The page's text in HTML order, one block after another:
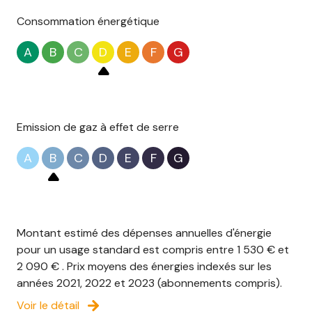
Consommation énergétique
A B C D E F G
Emission de gaz à effet de serre
A B C D E F G
Montant estimé des dépenses annuelles d'énergie
pour un usage standard est compris entre 1 530 € et
2 090 € . Prix moyens des énergies indexés sur les
années 2021, 2022 et 2023 (abonnements compris).
Voir le détail